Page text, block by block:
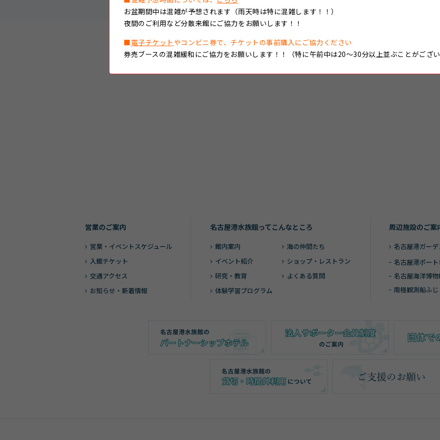
営業のご案内
営業・ イベントスケジュール
入館チケット
交通アクセス
お知らせ・新着情報
名古屋港水族館ってこんなところ
館内案内
海の仲間たち
イベント紹介
ショップ・レストラン
研究・教育
よくある質問
体験学習プログラム
周辺施設のご案
名古屋港ガー
名古屋港ポート
名古屋海洋博
南極観測船ふじ
お盆期間中は混雑が予想されます（雨天時は特に混雑します！！）
夜間のご利用など分散来館にご協力をお願いします！！
■電子チケット やコンビニ券で、チケットの事前購入にご協力ください
券売ブースの混雑緩和にご協力をお願いします！！（特に午前中は20～30分以上並ぶことがござい